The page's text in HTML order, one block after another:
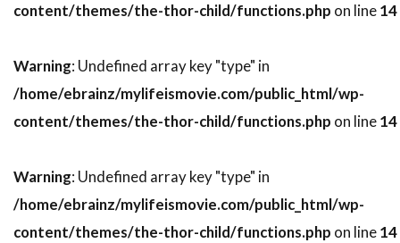
スティーヴン・シュナイダー
スティーヴン・ダンハム
スティーヴン・トボロウスキー
スティーヴン・ハーフ
スティーヴン・バーコフ
スティーヴン・プリンス
content/themes/the-thor-child/functions.php on line14
Warning : Undefined array key "type" in
/home/ebrainz/mylifeismovie.com/public_html/wp-
content/themes/the-thor-child/functions.php on line14
Warning : Undefined array key "type" in
/home/ebrainz/mylifeismovie.com/public_html/wp-
content/themes/the-thor-child/functions.php on line14